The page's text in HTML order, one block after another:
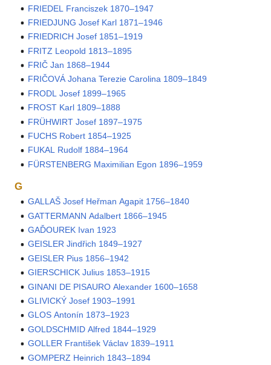
FRIEDEL Franciszek 1870–1947
FRIEDJUNG Josef Karl 1871–1946
FRIEDRICH Josef 1851–1919
FRITZ Leopold 1813–1895
FRIČ Jan 1868–1944
FRIČOVÁ Johana Terezie Carolina 1809–1849
FRODL Josef 1899–1965
FROST Karl 1809–1888
FRÜHWIRT Josef 1897–1975
FUCHS Robert 1854–1925
FUKAL Rudolf 1884–1964
FÜRSTENBERG Maximilian Egon 1896–1959
G
GALLAŠ Josef Heřman Agapit 1756–1840
GATTERMANN Adalbert 1866–1945
GAĎOUREK Ivan 1923
GEISLER Jindřich 1849–1927
GEISLER Pius 1856–1942
GIERSCHICK Julius 1853–1915
GINANI DE PISAURO Alexander 1600–1658
GLIVICKÝ Josef 1903–1991
GLOS Antonín 1873–1923
GOLDSCHMID Alfred 1844–1929
GOLLER František Václav 1839–1911
GOMPERZ Heinrich 1843–1894